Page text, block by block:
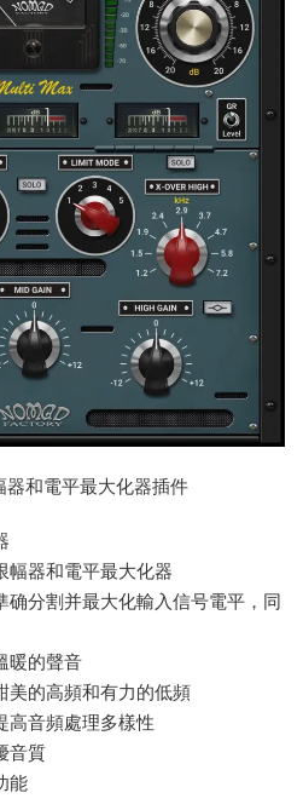
和電平最大化器插件
幅器和電平最大化器
确分割并最大化輸入信号電平，同
暖的聲音
美的高頻和有力的低頻
高音頻處理多樣性
音質
能